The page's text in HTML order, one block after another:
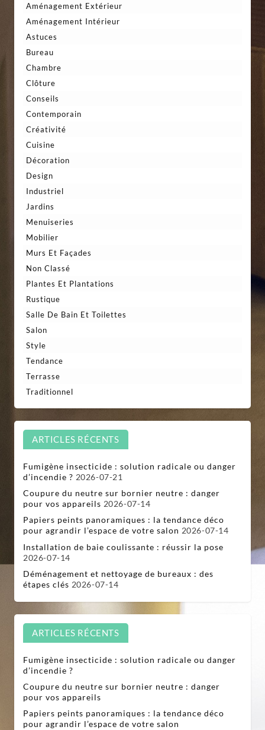
Aménagement Extérieur
Aménagement Intérieur
Astuces
Bureau
Chambre
Clôture
Conseils
Contemporain
Créativité
Cuisine
Décoration
Design
Industriel
Jardins
Menuiseries
Mobilier
Murs Et Façades
Non Classé
Plantes Et Plantations
Rustique
Salle De Bain Et Toilettes
Salon
Style
Tendance
Terrasse
Traditionnel
ARTICLES RÉCENTS
Fumigène insecticide : solution radicale ou danger
d’incendie ? 2026-07-21
Coupure du neutre sur bornier neutre : danger
pour vos appareils 2026-07-14
Papiers peints panoramiques : la tendance déco
pour agrandir l’espace de votre salon 2026-07-14
Installation de baie coulissante : réussir la pose
2026-07-14
Déménagement et nettoyage de bureaux : des
étapes clés 2026-07-14
ARTICLES RÉCENTS
Fumigène insecticide : solution radicale ou danger
d’incendie ?
Coupure du neutre sur bornier neutre : danger
pour vos appareils
Papiers peints panoramiques : la tendance déco
pour agrandir l’espace de votre salon